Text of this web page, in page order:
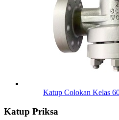
Katup Colokan Kelas
Katup Priksa